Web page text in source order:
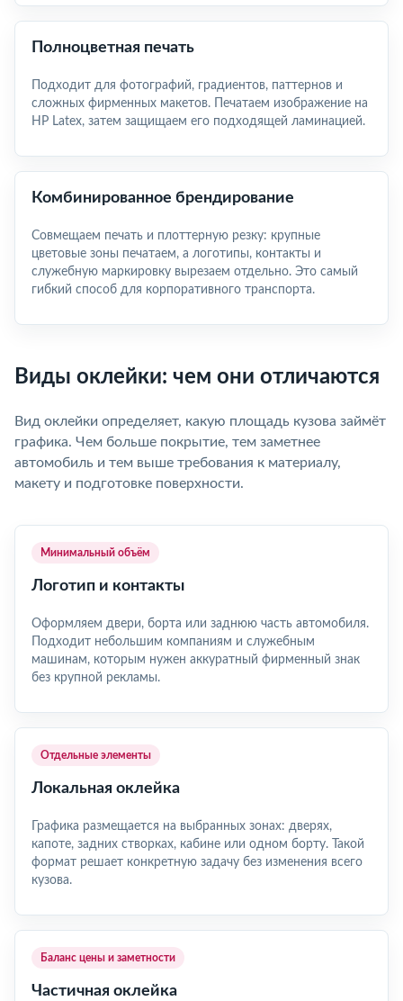
Полноцветная печать
Подходит для фотографий, градиентов, паттернов и
сложных фирменных макетов. Печатаем изображение на
HP Latex, затем защищаем его подходящей ламинацией.
Комбинированное брендирование
Совмещаем печать и плоттерную резку: крупные
цветовые зоны печатаем, а логотипы, контакты и
служебную маркировку вырезаем отдельно. Это самый
гибкий способ для корпоративного транспорта.
Виды оклейки: чем они отличаются
Вид оклейки определяет, какую площадь кузова займёт
графика. Чем больше покрытие, тем заметнее
автомобиль и тем выше требования к материалу,
макету и подготовке поверхности.
Минимальный объём
Логотип и контакты
Оформляем двери, борта или заднюю часть автомобиля.
Подходит небольшим компаниям и служебным
машинам, которым нужен аккуратный фирменный знак
без крупной рекламы.
Отдельные элементы
Локальная оклейка
Графика размещается на выбранных зонах: дверях,
капоте, задних створках, кабине или одном борту. Такой
формат решает конкретную задачу без изменения всего
кузова.
Баланс цены и заметности
Частичная оклейка